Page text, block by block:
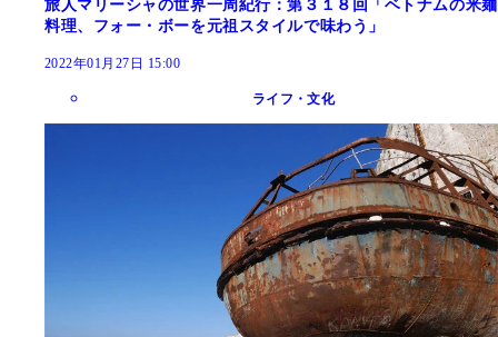
旅人マリーシャの世界一周紀行：第３１８回「ベトナムの米麺
料理、フォー・ボーを元祖スタイルで味わう」
2022年01月27日 15:00
ライフ・文化